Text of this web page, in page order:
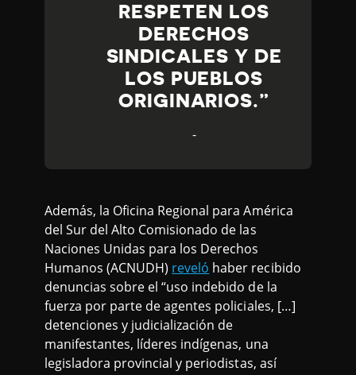
RESPETEN LOS
DERECHOS
SINDICALES Y DE
LOS PUEBLOS
ORIGINARIOS.
-
Además, la Oficina Regional para América
del Sur del Alto Comisionado de las
Naciones Unidas para los Derechos
Humanos (ACNUDH) reveló haber recibido
denuncias sobre el “uso indebido de la
fuerza por parte de agentes policiales, […]
detenciones y judicialización de
manifestantes, líderes indígenas, una
legisladora provincial y periodistas, así